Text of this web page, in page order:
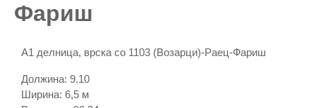
Фариш
A1 делница, врска со 1103 (Возарци)-Раец-Фариш
Должина: 9.10
Ширина: 6,5 м